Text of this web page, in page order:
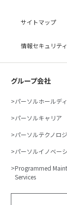
サイトマップ
情報セキュリテ
グループ会社
パーソルホールデ
パーソルキャリア
パーソルテクノロ
パーソルイノベー
Programmed
Services